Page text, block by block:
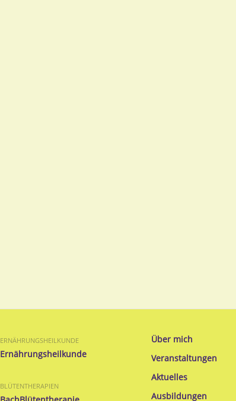
ERNÄHRUNGSHEILKUNDE
Ernährungsheilkunde
BLÜTENTHERAPIEN
Über mich
Veranstaltungen
Aktuelles
Ausbildungen